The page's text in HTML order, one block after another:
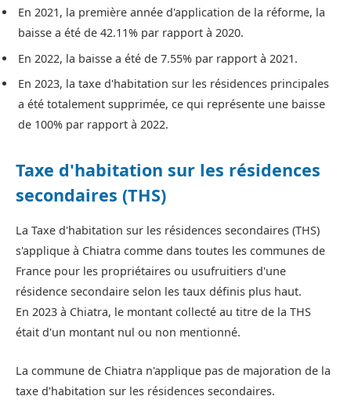
En 2021, la première année d'application de la réforme, la
baisse a été de 42.11% par rapport à 2020.
En 2022, la baisse a été de 7.55% par rapport à 2021.
En 2023, la taxe d'habitation sur les résidences principales
a été totalement supprimée, ce qui représente une baisse
de 100% par rapport à 2022.
Taxe d'habitation sur les résidences
secondaires (THS)
La Taxe d'habitation sur les résidences secondaires (THS)
s'applique à Chiatra comme dans toutes les communes de
France pour les propriétaires ou usufruitiers d'une
résidence secondaire selon les taux définis plus haut.
En 2023 à Chiatra, le montant collecté au titre de la THS
était d'un montant nul ou non mentionné.
La commune de Chiatra n'applique pas de majoration de la
taxe d'habitation sur les résidences secondaires.